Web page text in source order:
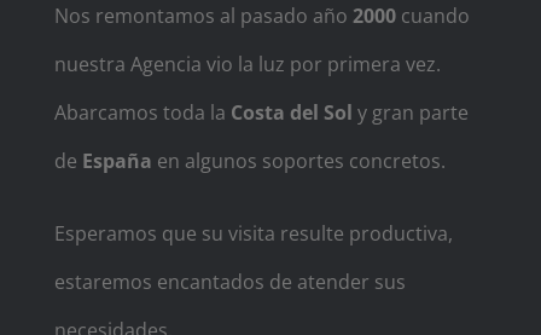
Nos remontamos al pasado año 2000cuando
nuestra Agencia vio la luz por primera vez.
Abarcamos toda la Costa del Sol y gran parte
de España en algunos soportes concretos.
Esperamos que su visita resulte productiva,
estaremos encantados de atender sus